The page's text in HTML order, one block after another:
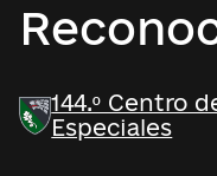
144.º Centro
Especiales